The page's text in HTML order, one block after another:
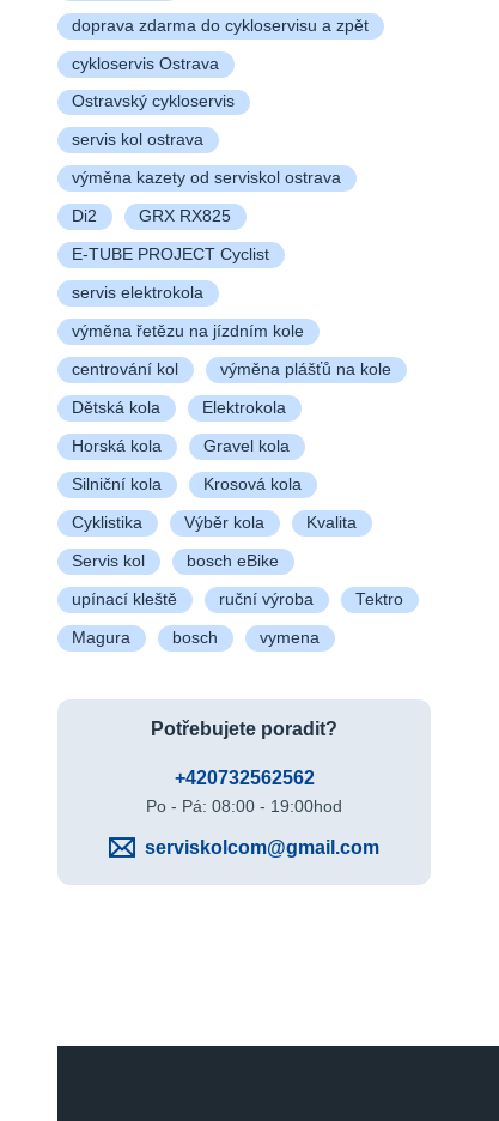
doprava zdarma do cykloservisu a zpět
cykloservis Ostrava
Ostravský cykloservis
servis kol ostrava
výměna kazety od serviskol ostrava
Di2 GRX RX825
E-TUBE PROJECT Cyclist
servis elektrokola
výměna řetězu na jízdním kole
centrování kol výměna plášťů na kole
Dětská kola Elektrokola
Horská kola Gravel kola
Silniční kola Krosová kola
Cyklistika Výběr kola Kvalita
Servis kol bosch eBike
upínací kleště ruční výroba Tektro
Magura bosch vymena
Potřebujete poradit?
+420732562562
Po - Pá: 08:00 - 19:00hod
serviskolcom@gmail.com